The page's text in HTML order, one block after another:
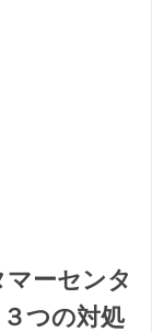
マーセンタ
つの対処